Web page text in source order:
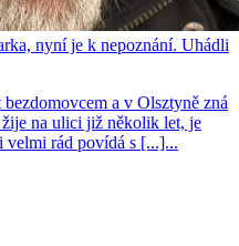
nyní je k nepoznání. Uhádli
a v Olsztyně zná
na ulici již několik let, je
velmi rád povídá s [...]...